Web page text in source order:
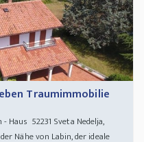
Traumimmobilie
Haus 52231 Sveta Nedelja,
Nähe von Labin, der ideale